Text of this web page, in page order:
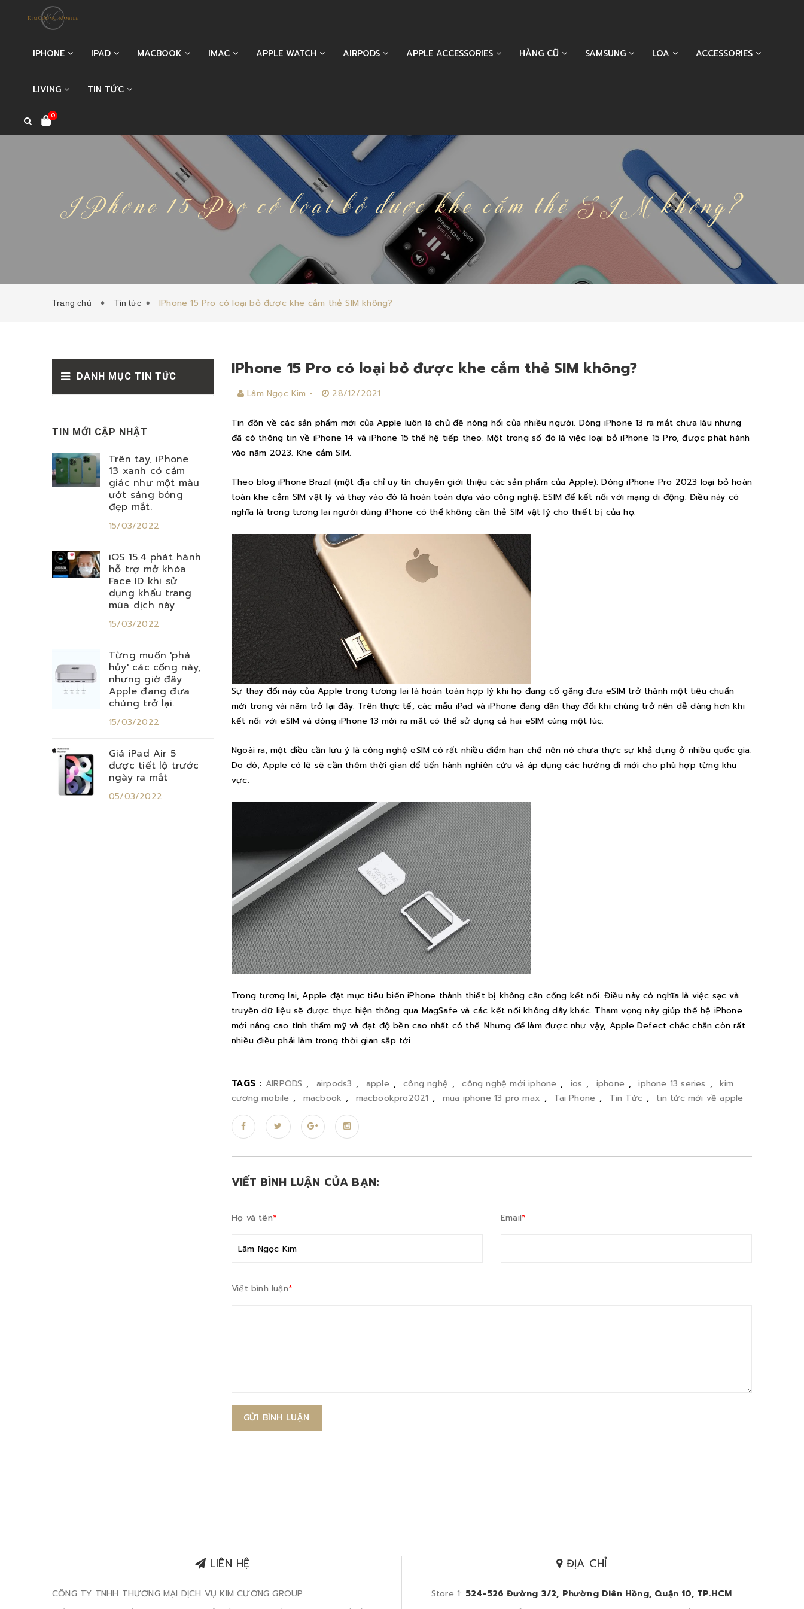
IPHONE IPAD MACBOOK IMAC APPLE WATCH AIRPODS APPLE ACCESSORIES HÀNG CŨ SAMSUNG LOA ACCESSORIES
LIVING TIN TỨC
0
IPhone 15 Pro có loại bỏ được khe cắm thẻ SIM không?
Trang chủ Tin tức IPhone 15 Pro có loại bỏ được khe cắm thẻ SIM không?
DANH MỤC TIN TỨC
TIN MỚI CẬP NHẬT
Trên tay, iPhone
13 xanh có cảm
giác như một màu
ướt sáng bóng
đẹp mắt.
15/03/2022
iOS 15.4 phát hành
hỗ trợ mở khóa
Face ID khi sử
dụng khẩu trang
mùa dịch này
15/03/2022
Từng muốn 'phá
hủy' các cổng này,
nhưng giờ đây
Apple đang đưa
chúng trở lại.
15/03/2022
Giá iPad Air 5
được tiết lộ trước
ngày ra mắt
05/03/2022
IPhone 15 Pro có loại bỏ được khe cắm thẻ SIM không?
Lâm Ngọc Kim - 28/12/2021
Tin đồn về các sản phẩm mới của Apple luôn là chủ đề nóng hổi của nhiều người. Dòng iPhone 13 ra mắt chưa lâu nhưng
đã có thông tin về iPhone 14 và iPhone 15 thế hệ tiếp theo. Một trong số đó là việc loại bỏ iPhone 15 Pro, được phát hành
vào năm 2023. Khe cắm SIM.
Theo blog iPhone Brazil (một địa chỉ uy tín chuyên giới thiệu các sản phẩm của Apple): Dòng iPhone Pro 2023 loại bỏ hoàn
toàn khe cắm SIM vật lý và thay vào đó là hoàn toàn dựa vào công nghệ. ESIM để kết nối với mạng di động. Điều này có
nghĩa là trong tương lai người dùng iPhone có thể không cần thẻ SIM vật lý cho thiết bị của họ.
Sự thay đổi này của Apple trong tương lai là hoàn toàn hợp lý khi họ đang cố gắng đưa eSIM trở thành một tiêu chuẩn
mới trong vài năm trở lại đây. Trên thực tế, các mẫu iPad và iPhone đang dần thay đổi khi chúng trở nên dễ dàng hơn khi
kết nối với eSIM và dòng iPhone 13 mới ra mắt có thể sử dụng cả hai eSIM cùng một lúc.
Ngoài ra, một điều cần lưu ý là công nghệ eSIM có rất nhiều điểm hạn chế nên nó chưa thực sự khả dụng ở nhiều quốc gia.
Do đó, Apple có lẽ sẽ cần thêm thời gian để tiến hành nghiên cứu và áp dụng các hướng đi mới cho phù hợp từng khu
vực.
Trong tương lai, Apple đặt mục tiêu biến iPhone thành thiết bị không cần cổng kết nối. Điều này có nghĩa là việc sạc và
truyền dữ liệu sẽ được thực hiện thông qua MagSafe và các kết nối không dây khác. Tham vọng này giúp thế hệ iPhone
mới nâng cao tính thẩm mỹ và đạt độ bền cao nhất có thể. Nhưng để làm được như vậy, Apple Defect chắc chắn còn rất
nhiều điều phải làm trong thời gian sắp tới.
TAGS : AIRPODS , airpods3 , apple , công nghệ , công nghệ mới iphone , ios , iphone , iphone 13 series ,
kim
cương mobile , macbook , macbookpro2021 , mua iphone 13 pro max , Tai Phone , Tin Tức , tin tức mới về apple
VIẾT BÌNH LUẬN CỦA BẠN:
Họ và tên* Email*
Viết bình luận*
GỬI BÌNH LUẬN
LIÊN HỆ
CÔNG TY TNHH THƯƠNG MẠI DỊCH VỤ KIM CƯƠNG GROUP
ĐỊA CHỈ
Store 1: 524-526 Đường 3/2, Phường Diên Hồng, Quận 10, TP.HCM